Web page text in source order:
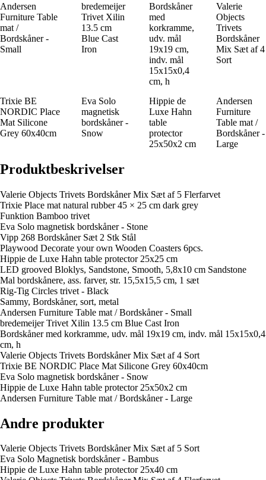
Andersen
Furniture Table
mat /
Bordskåner -
Small
bredemeijer
Trivet Xilin
13.5 cm
Blue Cast
Iron
Bordskåner
med
korkramme,
udv. mål
19x19 cm,
indv. mål
15x15x0,4
cm, h
Valerie
Objects
Trivets
Bordskåner
Mix Sæt af 4
Sort
Trixie BE
NORDIC Place
Mat Silicone
Grey 60x40cm
Eva Solo
magnetisk
bordskåner -
Snow
Hippie de
Luxe Hahn
table
protector
25x50x2 cm
Andersen
Furniture
Table mat /
Bordskåner -
Large
Produktbeskrivelser
Valerie Objects Trivets Bordskåner Mix Sæt af 5 Flerfarvet
Trixie Place mat natural rubber 45 × 25 cm dark grey
Funktion Bamboo trivet
Eva Solo magnetisk bordskåner - Stone
Vipp 268 Bordskåner Sæt 2 Stk Stål
Playwood Decorate your own Wooden Coasters 6pcs.
Hippie de Luxe Hahn table protector 25x25 cm
LED grooved Bloklys, Sandstone, Smooth, 5,8x10 cm Sandstone
Mal bordskånere, ass. farver, str. 15,5x15,5 cm, 1 sæt
Rig-Tig Circles trivet - Black
Sammy, Bordskåner, sort, metal
Andersen Furniture Table mat / Bordskåner - Small
bredemeijer Trivet Xilin 13.5 cm Blue Cast Iron
Bordskåner med korkramme, udv. mål 19x19 cm, indv. mål 15x15x0,4
cm, h
Valerie Objects Trivets Bordskåner Mix Sæt af 4 Sort
Trixie BE NORDIC Place Mat Silicone Grey 60x40cm
Eva Solo magnetisk bordskåner - Snow
Hippie de Luxe Hahn table protector 25x50x2 cm
Andersen Furniture Table mat / Bordskåner - Large
Andre produkter
Valerie Objects Trivets Bordskåner Mix Sæt af 5 Sort
Eva Solo Magnetisk bordskåner - Bambus
Hippie de Luxe Hahn table protector 25x40 cm